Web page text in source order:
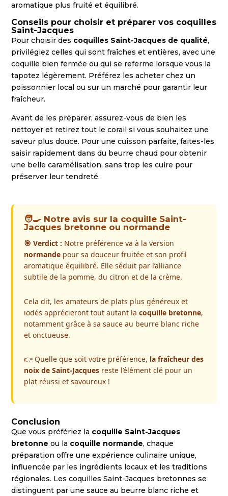
aromatique plus fruité et équilibré.
Conseils pour choisir et préparer vos coquilles
Saint-Jacques
Pour choisir des coquilles Saint-Jacques de qualité,
privilégiez celles qui sont fraîches et entières, avec une
coquille bien fermée ou qui se referme lorsque vous la
tapotez légèrement. Préférez les acheter chez un
poissonnier local ou sur un marché pour garantir leur
fraîcheur.
Avant de les préparer, assurez-vous de bien les
nettoyer et retirez tout le corail si vous souhaitez une
saveur plus douce. Pour une cuisson parfaite, faites-les
saisir rapidement dans du beurre chaud pour obtenir
une belle caramélisation, sans trop les cuire pour
préserver leur tendreté.
🧑‍🍳 Notre avis sur la coquille Saint-
Jacques bretonne ou normande
🎯 Verdict : Notre préférence va à la version
normande pour sa douceur fruitée et son profil
aromatique équilibré. Elle séduit par l’alliance
subtile de la pomme, du citron et de la crème.
Cela dit, les amateurs de plats plus généreux et
iodés apprécieront tout autant lacoquille bretonne,
notamment grâce à sa sauce au beurre blanc riche
et onctueuse.
👉 Quelle que soit votre préférence, la fraîcheur des
noix de Saint-Jacques reste l’élément clé pour un
plat réussi et savoureux !
Conclusion
Que vous préfériez la coquille Saint-Jacques
bretonne ou la coquille normande, chaque
préparation offre une expérience culinaire unique,
influencée par les ingrédients locaux et les traditions
régionales. Les coquilles Saint-Jacques bretonnes se
distinguent par une sauce au beurre blanc riche et